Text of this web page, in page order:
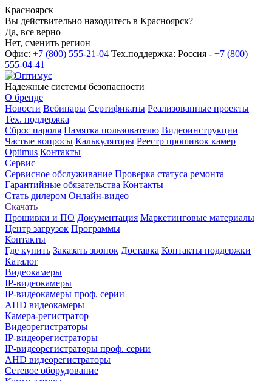
Красноярск
Вы действительно находитесь в Красноярск?
Да, все верно
Нет, сменить регион
Офис: +7 (800) 555-21-04 Тех.поддержка: Россия - +7 (800)
555-04-41
Надежные системы безопасности
О бренде
Новости Вебинары Сертификаты Реализованные проекты
Тех. поддержка
Сброс пароля Памятка пользователю Видеоинструкции
Частые вопросы Калькуляторы Реестр прошивок камер
Optimus Контакты
Сервис
Сервисное обслуживание Проверка статуса ремонта
Гарантийные обязательства Контакты
Стать дилером Онлайн-видео
Скачать
Прошивки и ПО Документация Маркетинговые материалы
Центр загрузок Программы
Контакты
Где купить Заказать звонок Доставка Контакты поддержки
Каталог
Видеокамеры
IP-видеокамеры
IP-видеокамеры проф. серии
AHD видеокамеры
Камера-регистратор
Видеорегистраторы
IP-видеорегистраторы
IP-видеорегистраторы проф. серии
AHD видеорегистраторы
Сетевое оборудование